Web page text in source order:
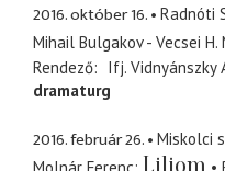
2016. október 16.
Radnóti
Mihail Bulgakov - Vecsei H.
Rendező
Ifj. Vidnyánszky
dramaturg
2016. február 26.
Miskolci